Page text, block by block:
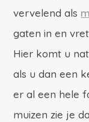
vervelend als
gaten in en
Hier komt u
als u dan een
er al een hele
muizen zie je